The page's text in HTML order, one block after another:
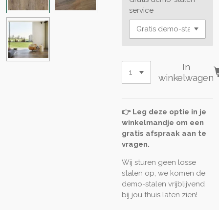
service
In
winkelwagen
👉 Leg deze optie in je
winkelmandje om een
gratis afspraak aan te
vragen.
Wij sturen geen losse
stalen op; we komen de
demo-stalen vrijblijvend
bij jou thuis laten zien!